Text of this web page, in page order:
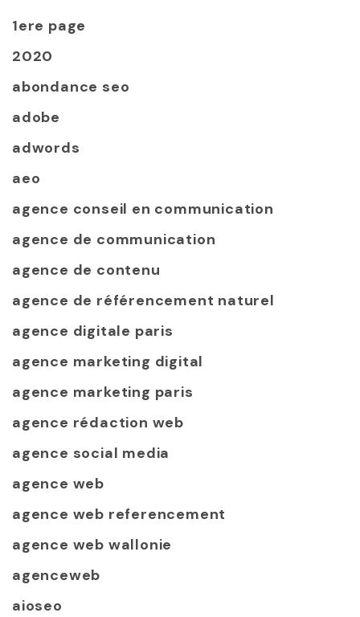
1ere page
2020
abondance seo
adobe
adwords
aeo
agence conseil en communication
agence de communication
agence de contenu
agence de référencement naturel
agence digitale paris
agence marketing digital
agence marketing paris
agence rédaction web
agence social media
agence web
agence web referencement
agence web wallonie
agenceweb
aioseo